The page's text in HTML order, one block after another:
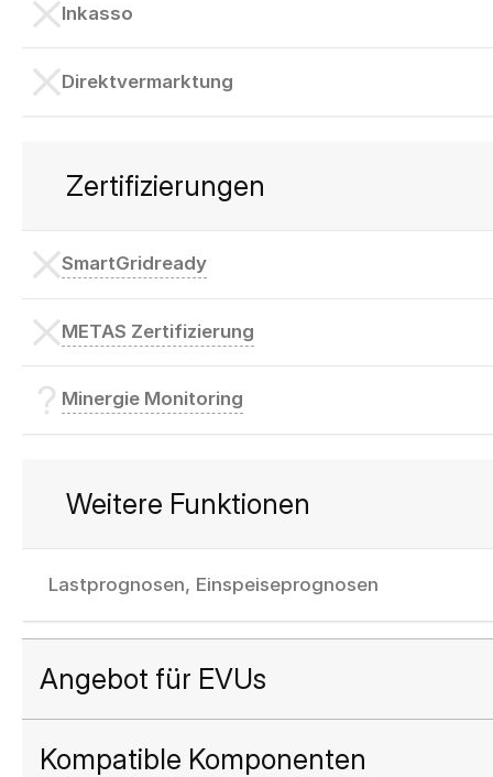
Inkasso
Direktvermarktung
Zertifizierungen
SmartGridready
METAS Zertifizierung
Minergie Monitoring
Weitere Funktionen
Lastprognosen, Einspeiseprognosen
Angebot für EVUs
Kompatible Komponenten